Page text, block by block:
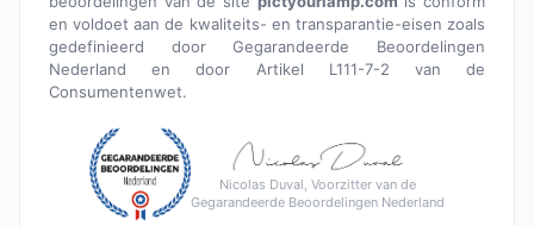
en voldoet aan de kwaliteits- en transparantie-eisen zoals
gedefinieerd door Gegarandeerde Beoordelingen
Nederland en door Artikel L111-7-2 van de
Consumentenwet.
Nicolas Duval, Voorzitter van de
Gegarandeerde Beoordelingen Nederland